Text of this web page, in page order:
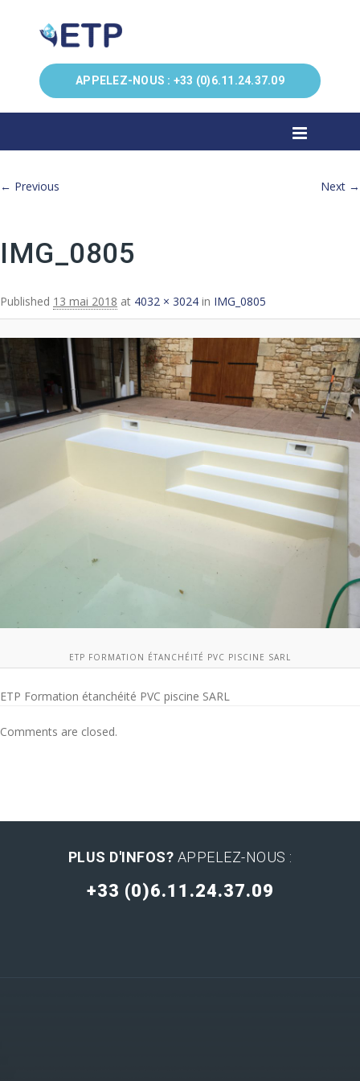
APPELEZ-NOUS : +33 (0)6.11.24.37.09
Image navigation
← Previous Next →
IMG_0805
Published 13 mai 2018 at 4032 × 3024 in IMG_0805
ETP FORMATION ÉTANCHÉITÉ PVC PISCINE SARL
ETP Formation étanchéité PVC piscine SARL
Comments are closed.
PLUS D'INFOS? APPELEZ-NOUS :
+33 (0)6.11.24.37.09